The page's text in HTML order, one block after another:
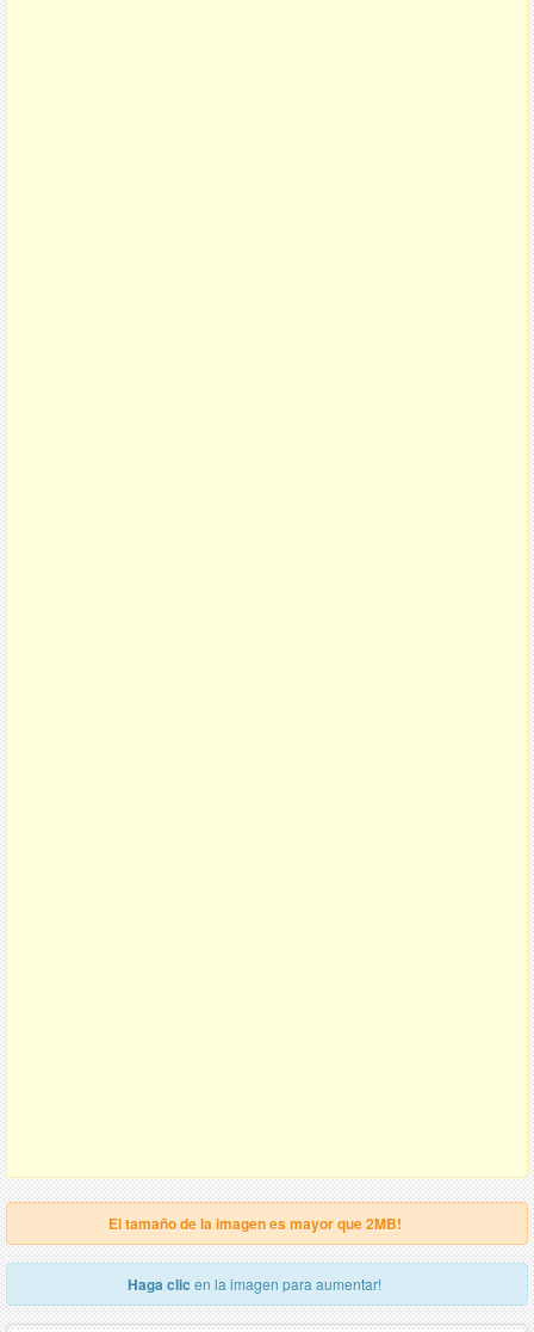
El tamaño de la imagen es mayor que 2MB!
Haga clic en la imagen para aumentar!